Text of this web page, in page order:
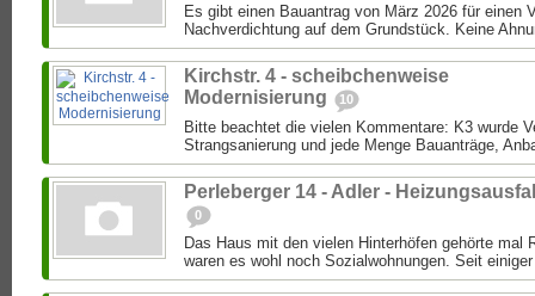
Es gibt einen Bauantrag von März 2026 für einen
Nachverdichtung auf dem Grundstück. Keine
Kirchstr. 4 - scheibchenweise
Modernisierung
10
Bitte beachtet die vielen Kommentare: K3 wurde
Strangsanierung und jede Menge Bauanträge,
Perleberger 14 - Adler -
0
Das Haus mit den vielen Hinterhöfen gehörte mal
waren es wohl noch Sozialwohnungen. Seit